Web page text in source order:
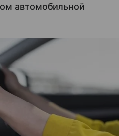
автомобильной